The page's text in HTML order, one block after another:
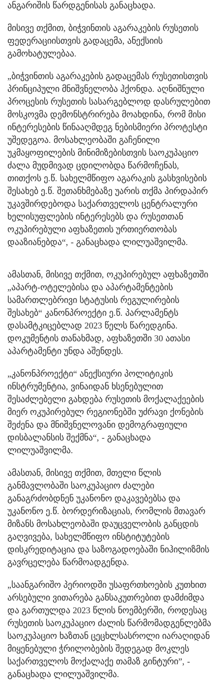
ანგარიშის წარდგენისას განაცხადა.
მისივე თქმით, ბიჭვინთის აგარაკების რუსეთის
ფედერაციისთვის გადაცემა, ანექსიის
გამოხატულებაა.
„ბიჭვინთის აგარაკების გადაცემას რუსეთისთვის
პრინციპული მნიშვნელობა ჰქონდა. აღნიშნული
პროცესის რუსეთის სასარგებლოდ დასრულებით
მოსკოვმა დემონსტრირება მოახდინა, რომ მისი
ინტერესების წინააღმდეგ ნებისმიერი პროტესტი
უშედეგოა. მოსახლეობაში გაჩენილი
უკმაყოფილების მინიმიზებისთვის საოკუპაციო
ძალა მუდმივად ცდილობდა წარმოჩენას,
თითქოს ე.წ. სახელმწიფო აგარაკის გასხვისების
შესახებ ე.წ. შეთანხმებაზე უარის თქმა პირდაპირ
უკავშირდებოდა საქართველოს ცენტრალური
ხელისუფლების ინტერესებს და რუსეთთან
ოკუპირებული აფხაზეთის ურთიერთობას
დააზიანებდა“, - განაცხადა ლილუაშვილმა.
ამასთან, მისივე თქმით, ოკუპირებულ აფხაზეთში
„აპარტ-ოტელებისა და აპარტამენტების
სამართლებრივი სტატუსის რეგულირების
შესახებ“ კანონპროექტი ე.წ. პარლამენტს
დასამტკიცებლად 2023 წელს წარედგინა.
დოკუმენტის თანახმად, აფხაზეთში 30 ათასი
აპარტამენტი უნდა აშენდეს.
„კანონპროექტი“ ანექსიური პოლიტიკის
ინსტრუმენტია, ვინაიდან ხსენებულით
შესაძლებელი გახდება რუსეთის მოქალაქეების
მიერ ოკუპირებულ რეგიონებში უძრავი ქონების
შეძენა და მნიშვნელოვანი დემოგრაფიული
დისბალანსის შექმნა“, - განაცხადა
ლილუაშვილმა.
ამასთან, მისივე თქმით, მთელი წლის
განმავლობაში საოკუპაციო ძალები
განაგრძობდნენ უკანონო დაკავებებსა და
უკანონო ე.წ. ბორდერიზაციას, რომლის მთავარ
მიზანს მოსახლეობაში დაუცველობის განცდის
გაღვივება, სახელმწიფო ინსტიტუტების
დისკრედიტაცია და საზოგადოებაში ნიჰილიზმის
გავრცელება წარმოადგენდა.
„საანგარიშო პერიოდში უსაფრთხოების კუთხით
არსებული ვითარება განსაკუთრებით დამძიმდა
და გართულდა 2023 წლის ნოემბერში, როდესაც
რუსეთის საოკუპაციო ძალის წარმომადგენლებმა
საოკუპაციო ხაზთან ცეცხლსასროლი იარაღიდან
მიყენებული ჭრილობების შედეგად მოკლეს
საქართველოს მოქალაქე თამაზ გინტური”, -
განაცხადა ლილუაშვილმა.